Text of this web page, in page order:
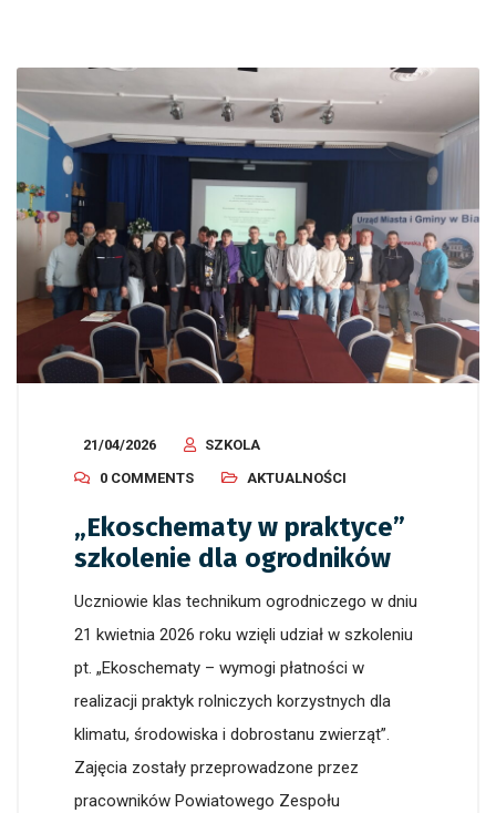
21/04/2026
SZKOLA
0 COMMENTS
AKTUALNOŚCI
„Ekoschematy w praktyce”
szkolenie dla ogrodników
Uczniowie klas technikum ogrodniczego w dniu
21 kwietnia 2026 roku wzięli udział w szkoleniu
pt. „Ekoschematy – wymogi płatności w
realizacji praktyk rolniczych korzystnych dla
klimatu, środowiska i dobrostanu zwierząt”.
Zajęcia zostały przeprowadzone przez
pracowników Powiatowego Zespołu